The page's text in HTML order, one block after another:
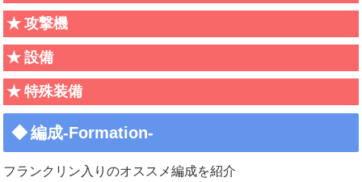
攻撃機
設備
特殊装備
編成-Formation-
フランクリン入りのオススメ編成を紹介